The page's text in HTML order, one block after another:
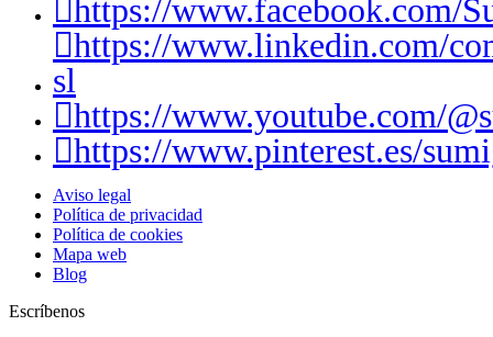
https://www.facebook.com/
https://www.linkedin.com/
sl
https://www.youtube.com/
https://www.pinterest.es/
Aviso legal
Política de privacidad
Política de cookies
Mapa web
Blog
Escríbenos